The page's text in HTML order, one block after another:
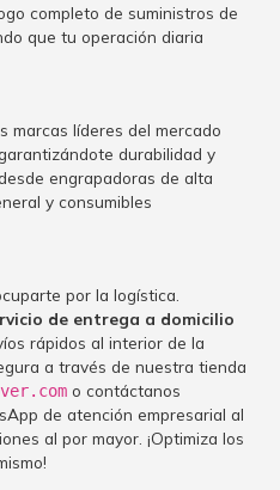
completo de suministros de
que tu operación diaria
marcas líderes del mercado
garantizándote durabilidad y
engrapadoras de alta
y consumibles
por la logística.
de entrega a domicilio
rápidos al interior de la
a través de nuestra tienda
o contáctanos
de atención empresarial al
al por mayor. ¡Optimiza los